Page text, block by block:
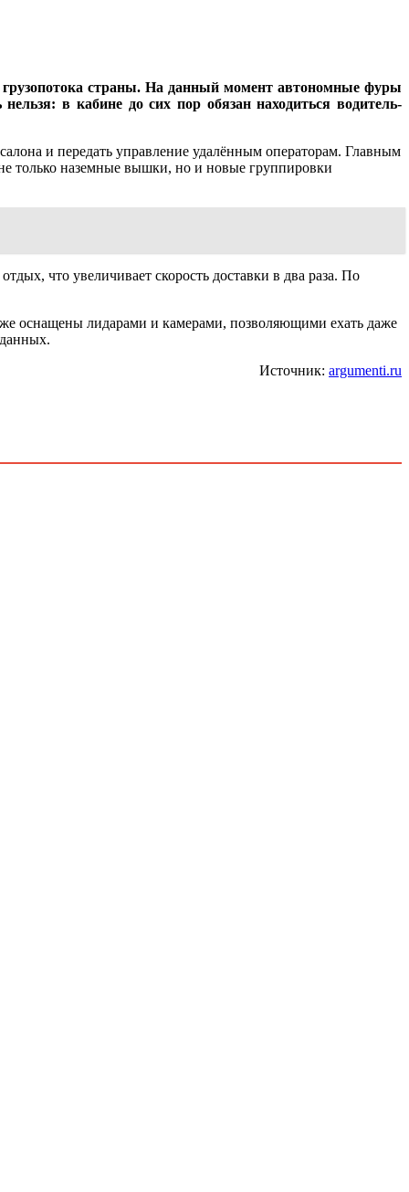
грузопотока страны. На данный момент автономные фуры
в кабине до сих пор обязан находиться водитель-
и передать управление удалённым операторам. Главным
только наземные вышки, но и новые группировки
что увеличивает скорость доставки в два раза. По
оснащены лидарами и камерами, позволяющими ехать даже
Источник: argumenti.ru